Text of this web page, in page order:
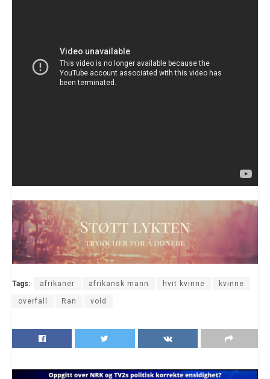
Tags: afrikaner afrikansk mann hvit kvinne kvinne
overfall Ran vold